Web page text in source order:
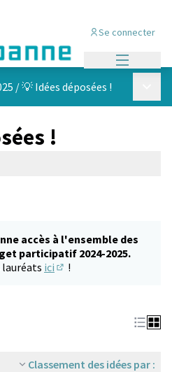
Se connecter
/💡 Idées déposées !
!
accès à l'ensemble des
participatif 2024-2025.
lauréats ici !
Classement des idées par :